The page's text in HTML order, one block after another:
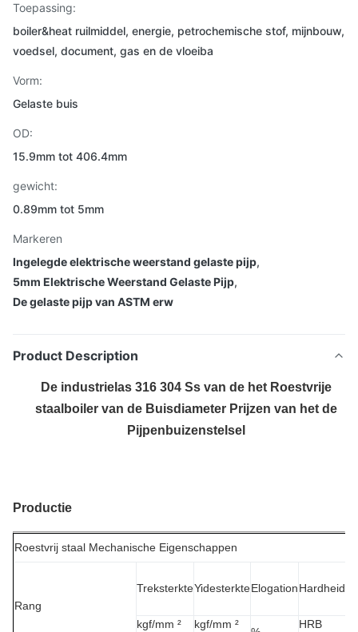
Toepassing:
boiler&heat ruilmiddel, energie, petrochemische stof, mijnbouw,
voedsel, document, gas en de vloeiba
Vorm:
Gelaste buis
OD:
15.9mm tot 406.4mm
gewicht:
0.89mm tot 5mm
Markeren
Ingelegde elektrische weerstand gelaste pijp,
5mm Elektrische Weerstand Gelaste Pijp,
De gelaste pijp van ASTM erw
Product Description
De industrielas 316 304 Ss van de het Roestvrije
staalboiler van de Buisdiameter Prijzen van het de
Pijpenbuizenstelsel
Productie
Roestvrij staal Mechanische Eigenschappen
Rang
TreksterkteYidesterkteElogationHardheid
kgf/mm ²
kgf/mm ²
HRB